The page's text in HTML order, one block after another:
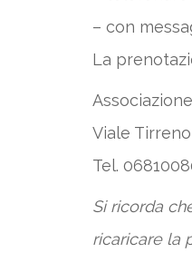
– con
La
Viale
Tel.
Si ricorda
ricaricare la